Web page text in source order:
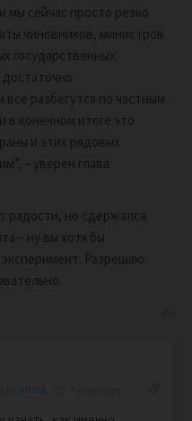
мы сейчас просто резко
чиновников, министров
государственных
разбегутся по частным
в конечном итоге это
и этих рядовых
– уверен глава
радости, но сдержался.
– ну вы хотя бы
Разрешаю
atlast